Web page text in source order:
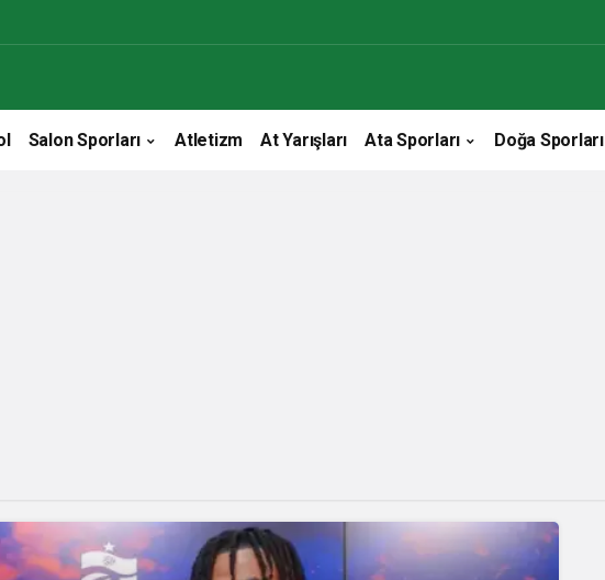
Salon Sporları Atletizm At Yarışları Ata Sporları Doğa Sporları